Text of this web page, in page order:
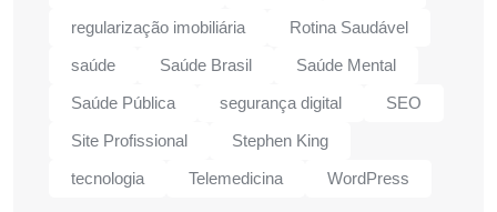
regularização imobiliária
Rotina Saudável
saúde
Saúde Brasil
Saúde Mental
Saúde Pública
segurança digital
SEO
Site Profissional
Stephen King
tecnologia
Telemedicina WordPress